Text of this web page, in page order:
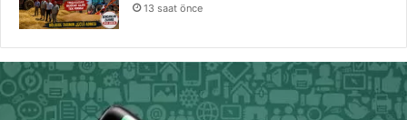
13 saat önce